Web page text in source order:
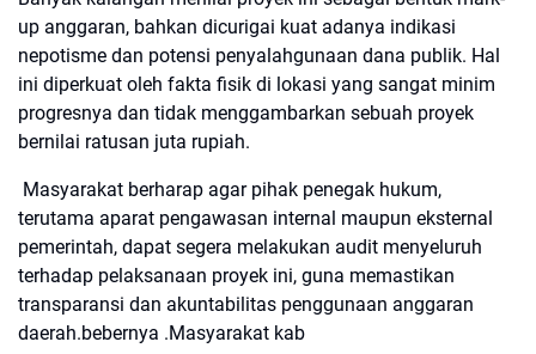
up anggaran, bahkan dicurigai kuat adanya indikasi
nepotisme dan potensi penyalahgunaan dana publik. Hal
ini diperkuat oleh fakta fisik di lokasi yang sangat minim
progresnya dan tidak menggambarkan sebuah proyek
bernilai ratusan juta rupiah.
Masyarakat berharap agar pihak penegak hukum,
terutama aparat pengawasan internal maupun eksternal
pemerintah, dapat segera melakukan audit menyeluruh
terhadap pelaksanaan proyek ini, guna memastikan
transparansi dan akuntabilitas penggunaan anggaran
daerah.bebernya .Masyarakat kab